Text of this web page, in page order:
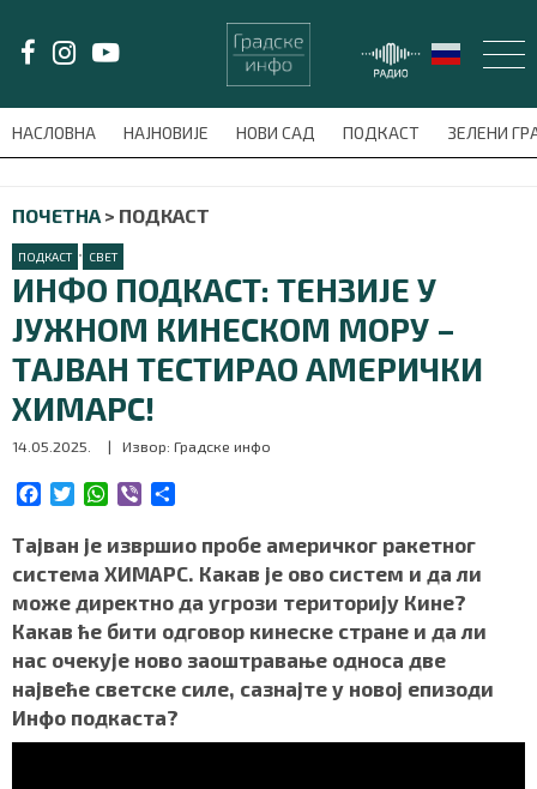
НАСЛОВНА НАЈНОВИЈЕ НОВИ САД ПОДКАСТ ЗЕЛЕНИ
meni'); $this_item = current( wp_filter_object_list(
ПОЧЕТНА > ПОДКАСТ
ПОДКАСТ • СВЕТ
ИНФО ПОДКАСТ: ТЕНЗИЈЕ У
ЈУЖНОМ КИНЕСКОМ МОРУ –
ТАЈВАН ТЕСТИРАО АМЕРИЧКИ
ХИМАРС!
14.05.2025. | Извор: Градске инфо
c
e
b
o
o
k
i
t
t
e
r
W
a
t
s
A
p
p
b
e
r
a
r
e
Тајван је извршио пробе америчког ракетног
система ХИМАРС. Какав је ово систем и да ли
може директно да угрози територију Кине?
Какав ће бити одговор кинеске стране и да ли
нас очекује ново заоштравање односа две
највеће светске силе, сазнајте у новој епизоди
Инфо подкаста?
LAT/ЋИР
НАСЛОВНА
НАЈНОВИЈЕ
НОВИ САД
ПОДКАСТ
ЗЕЛЕНИ ГРАД
ВИДЕО
СПЕЦИЈАЛИ
БЛОГ
СРБИЈА
СВЕТ